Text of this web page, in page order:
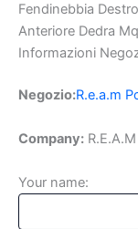
Fendinebbia
Anteriore Dedra Mq
Informazioni
Negozio:R.e.a.m
Company:
Your name: